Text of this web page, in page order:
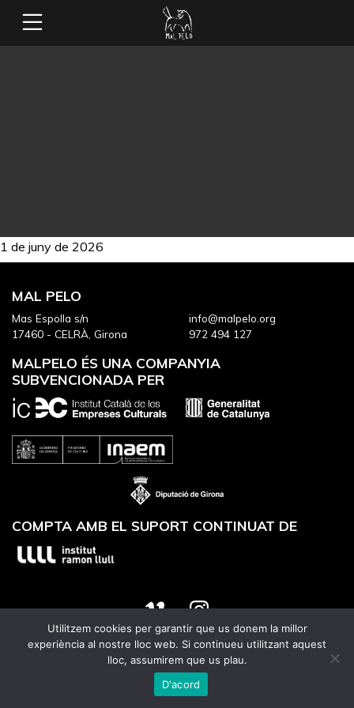
1 de juny de 2026
MAL PELO
Mas Espolla s/n
17460 - CELRÀ, Girona
info@malpelo.org
972 494 127
MALPELO ÉS UNA COMPANYIA
SUBVENCIONADA PER
COMPTA AMB EL SUPORT CONTINUAT DE
Website designed byUtrans
Utilitzem cookies per garantir que us donem la millor
experiència al nostre lloc web. Si continueu utilitzant aquest
lloc, assumirem que us plau.
D'acord